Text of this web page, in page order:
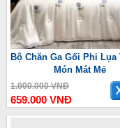
Bộ Chăn Ga Gối Phi Lụa
Món Mát Mẻ
1.000.000 VNĐ
659.000 VNĐ